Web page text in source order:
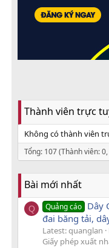
Thành viên trực
Không có thành viên
Tổng: 107 (Thành viên:
Bài mới nhất
Q Quảng cáo Dây
đai băng tải,
Latest: quanglan
Giấy phép xuất